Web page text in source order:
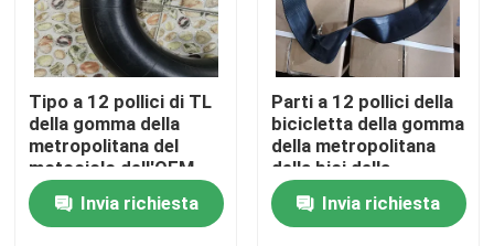
Gomma del motociclo di Off Road
Gomma del triciclo
Gomma del motorino del motociclo
Gomma elettrica del motociclo
Tipo a 12 pollici di TL
della gomma della
metropolitana del
motociclo dell'OEM
con gomma naturale
Invia richiesta
Parti a 12 pollici della
bicicletta della gomma
della metropolitana
della bici della
sporcizia del
motociclo dell'OEM a
17 pollici
Invia richiesta